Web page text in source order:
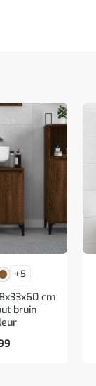
+5
cm
bruin